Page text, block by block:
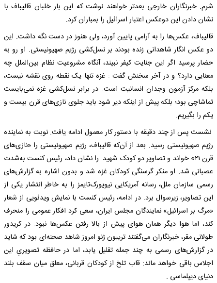
شرم. خبرنگاران خارجی بعدتر خواهند نوشت که این بار خلبان قالیباف با
نشان دادن این دوعکس اعتبار اسرائیل را بمباران کرد.
قالیباف، عکس‌ها را به آرامی پایین آورد، ولی هنوز در دست نگه داشت. این
دو عکس انگار شاهدانی زنده بودند بر نسل‌کشی رژیم صهیونیستی. او رو به
حضار پرسید اگر این جنایت کیفر نبیند، آن‎گاه مشروعیت نظام بین‌الملل چه
معنایی دارد؟ و در آخر سخنش گفت :‌ غزه تنها یک نقطه روی نقشه نیست،
بلکه مرکز آزمون وجدان انسانیت است. در برابر نسل‌کشی غزه نمی‌بایست
تماشاچی بود؛ بلکه پیش از این‎که دیر شود باید جلوی نازی‌های قرن بیست و
یکم را بگیریم.
نشست پس از چند دقیقه با دستور کار معمول ادامه یافت. نوبت به نماینده
رژیم صهیونیستی رسید. بعد از آن‌که قالیباف، رژیم صهیونیستی را «نازی‌های
قرن ۲۱» خواند و تصاویر دو کودک شهید را نشان داد، رئیس کنست به‌شدت
عصبانی شد. او منکر گرسنگی کودکان غزه شد و بدون اشاره به گزارش‌های
رسمی سازمان ملل، رسانه آمریکایی نیویورک‌تایمز را به خاطر انتشار یکی از
این تصاویر، زیرسوال برد. در ادامه، رئیس کنست با نمایش ویدئویی از شعار
«مرگ بر اسرائیل» نمایندگان مجلس ایران، سعی کرد افکار عمومی را منحرف
کند، اما هوا دیگر همان هوای پیش از بالا رفتن عکس‌ها نبود. در کریدور
طولانی مقر، خبرنگاران می‌گفتند تریبون ژنو امروز شاهد صحنه‌ای بود که شاید
در گزارش‌های رسمی به چند جمله تقلیل یابد، اما در حافظه تصویریِ این
اجلاس باقی خواهد ماند: قاب تلخ از کودکان قربانی، معلق میان سقف بلند
دنیای دیپلماسی .